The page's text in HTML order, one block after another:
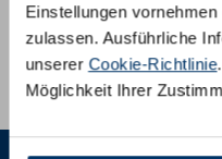
Einstellungen
zulassen. Ausführliche
unserer Cookie-Richtlinie
Möglichkeit Ihrer
Per E-Mail:
Vor Ortin